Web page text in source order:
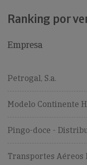
Ranking por
Empresa
Petrogal, S.a.
Modelo Continente
Pingo-doce -
Transportes Aéreos